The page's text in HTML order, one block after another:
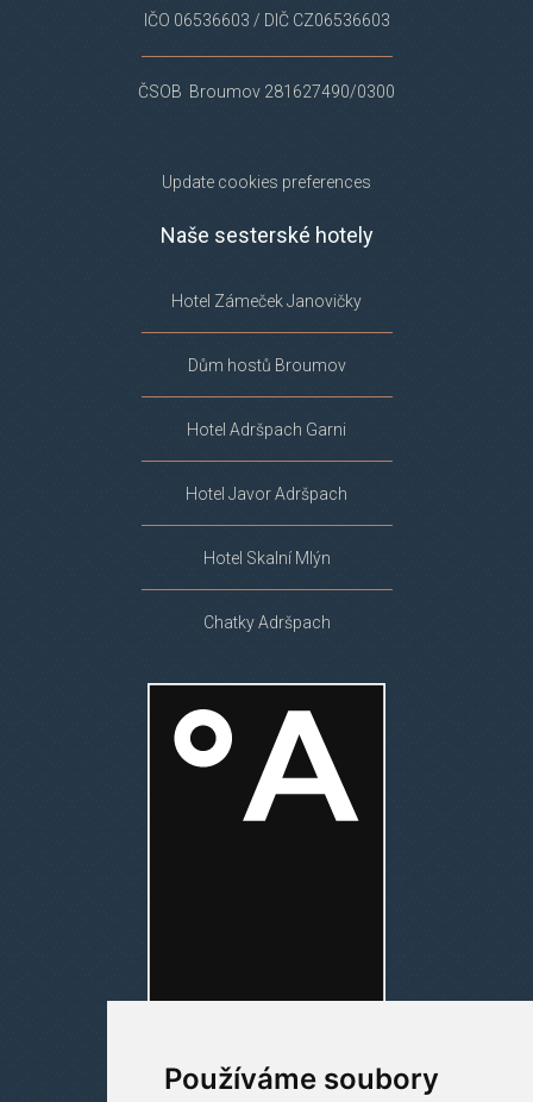
Používáme soubory
IČO 06536603 / DIČ CZ06536603
ČSOB Broumov 281627490/0300
Update cookies preferences
Naše sesterské hotely
Hotel Zámeček Janovičky
Dům hostů Broumov
Hotel Adršpach Garni
Hotel Javor Adršpach
Hotel Skalní Mlýn
Chatky Adršpach